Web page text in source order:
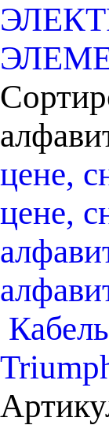
цене,
цене,